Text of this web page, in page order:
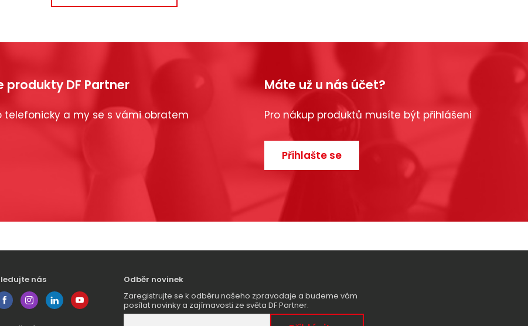
DF Partner
a my se s vámi obratem
Máte už u nás účet?
Pro nákup produktů musíte být přihlášeni
Přihlašte se
nás
Odběr novinek
Zaregistrujte se k odběru našeho zpravodaje a budeme vám
posílat novinky a zajímavosti ze světa DF Partner.